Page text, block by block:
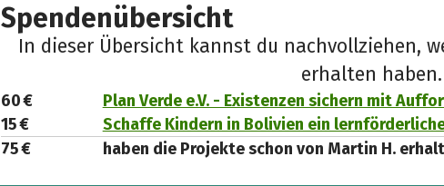
Spendenübersicht
In dieser Übersicht kannst du nachvollziehen,
erhalten haben.
60 €
Plan Verde e.V. - Existenzen sichern mit
15 €
Schaffe Kindern in Bolivien ein
75 €
haben die Projekte schon von Martin H.